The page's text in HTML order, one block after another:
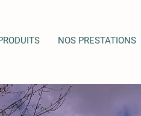
NOS PRESTATIONS